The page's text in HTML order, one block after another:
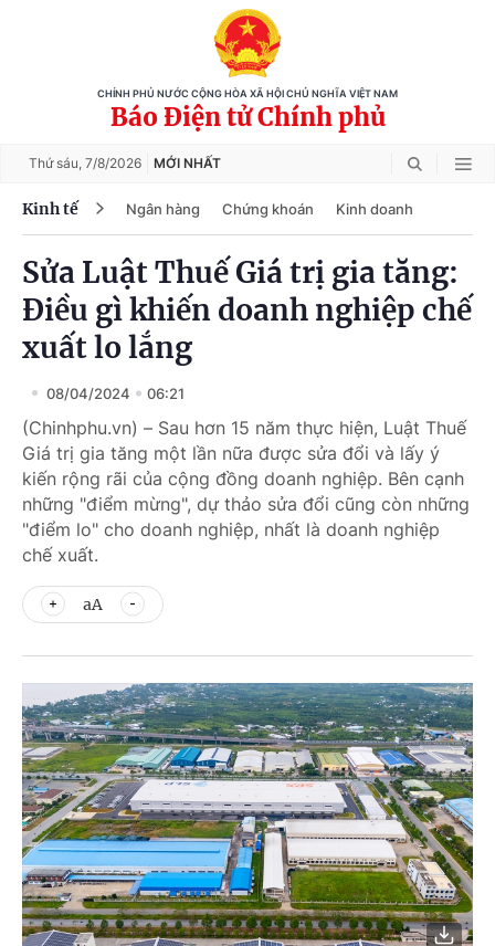
CHÍNH PHỦ NƯỚC CỘNG HÒA XÃ HỘI CHỦ NGHĨA VIỆT NAM
Báo Điện tử Chính phủ
Thứ sáu, 7/8/2026 MỚI NHẤT
Kinh tế Ngân hàng Chứng khoán Kinh doanh
Sửa Luật Thuế Giá trị gia tăng:
Điều gì khiến doanh nghiệp chế
xuất lo lắng
08/04/2024 06:21
(Chinhphu.vn) – Sau hơn 15 năm thực hiện, Luật Thuế
Giá trị gia tăng một lần nữa được sửa đổi và lấy ý
kiến rộng rãi của cộng đồng doanh nghiệp. Bên cạnh
những "điểm mừng", dự thảo sửa đổi cũng còn những
"điểm lo" cho doanh nghiệp, nhất là doanh nghiệp
chế xuất.
aA